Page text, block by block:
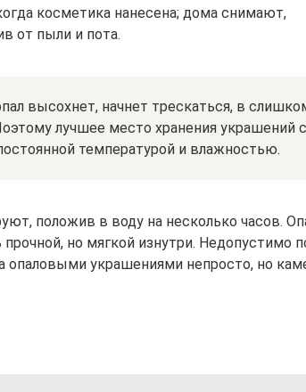
косметика нанесена; дома снимают,
от пыли и пота.
высохнет, начнет трескаться, в
лучшее место хранения украшений
температурой и влажностью.
положив в воду на несколько часов.
но мягкой изнутри. Недопустимо
опаловыми украшениями непросто, но